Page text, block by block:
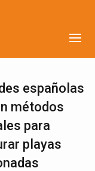
españolas
métodos
para
playas